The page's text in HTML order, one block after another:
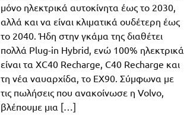
μόνο ηλεκτρικά αυτοκίνητα έως το 2030,
αλλά και να είναι κλιματικά ουδέτερη έως
το 2040. Ήδη στην γκάμα της διαθέτει
πολλά Plug-in Hybrid, ενώ 100% ηλεκτρικά
είναι τα XC40 Recharge, C40 Recharge και
τη νέα ναυαρχίδα, το EX90. Σύμφωνα με
τις πωλήσεις που ανακοίνωσε η Volvo,
βλέπουμε μια […]